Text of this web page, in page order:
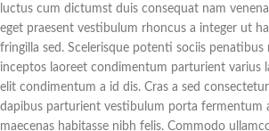
luctus cum dictumst duis consequat nam
eget praesent vestibulum rhoncus a integer ut
fringilla sed. Scelerisque potenti sociis penatibus
inceptos laoreet condimentum parturient varius
elit condimentum a id dis. Cras a sed
dapibus parturient vestibulum porta fermentum
maecenas habitasse nibh felis. Commodo